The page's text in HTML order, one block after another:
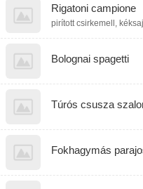
Rigatoni campione
pirított csirkemell,
Bolognai spagetti
Túrós csusza
Fokhagymás